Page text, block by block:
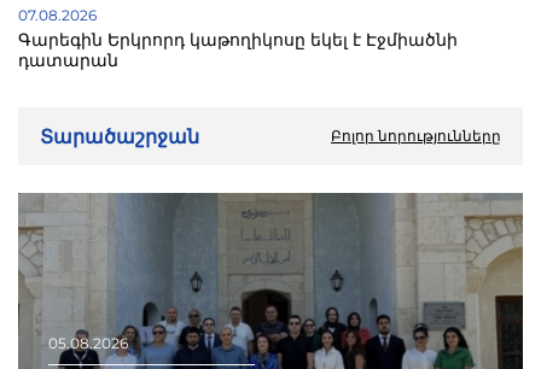
07.08.2026
Գարեգին Երկրորդ կաթողիկոսը եկել է Էջմիածնի
դատարան
Տարածաշրջան Բոլոր նորությունները
05.08.2026